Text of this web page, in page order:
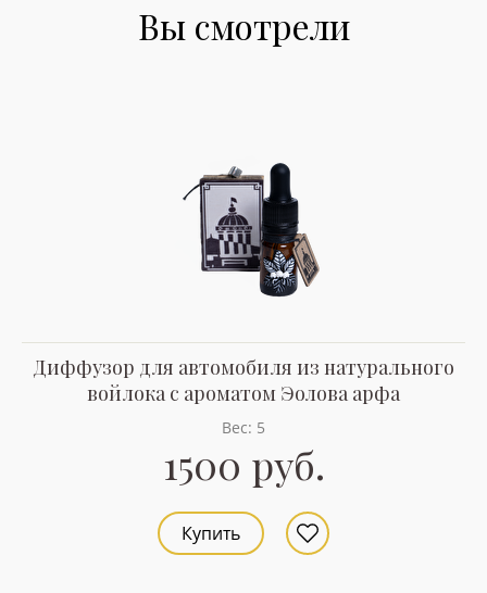
Вы смотрели
Диффузор для автомобиля из натурального
войлока с ароматом Эолова арфа
Вес: 5
1500 руб.
Купить